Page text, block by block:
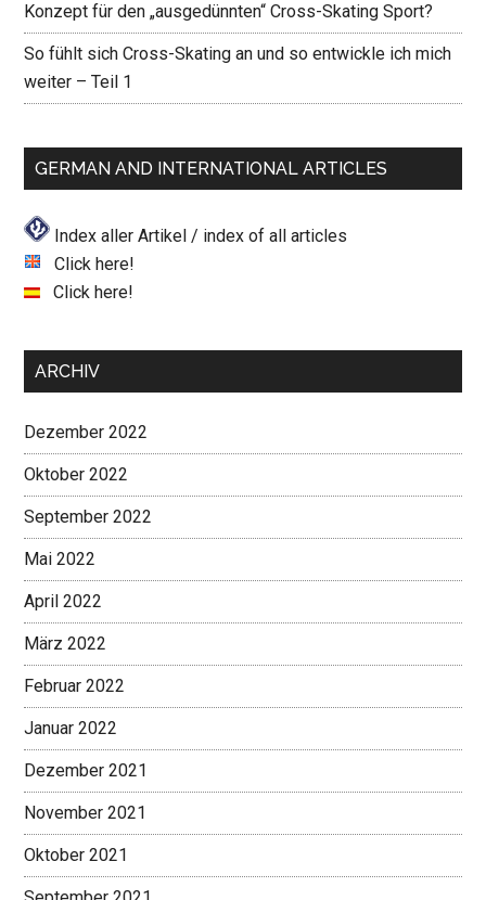
Konzept für den „ausgedünnten“ Cross-Skating Sport?
So fühlt sich Cross-Skating an und so entwickle ich mich
weiter – Teil 1
GERMAN AND INTERNATIONAL ARTICLES
Index aller Artikel / index of all articles
Click here!
Click here!
ARCHIV
Dezember 2022
Oktober 2022
September 2022
Mai 2022
April 2022
März 2022
Februar 2022
Januar 2022
Dezember 2021
November 2021
Oktober 2021